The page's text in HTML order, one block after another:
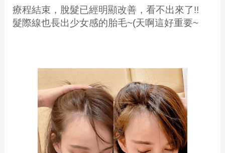
療程結束，脫髮已經明顯改善，看不出來了!!
髮際線也長出少女感的胎毛~(天啊這好重要~